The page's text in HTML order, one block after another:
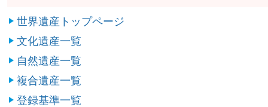
世界遺産トップページ
文化遺産一覧
自然遺産一覧
複合遺産一覧
登録基準一覧